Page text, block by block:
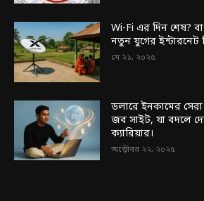
Wi-Fi এর দিন শেষ?
নতুন যুগের ইন্টারনেট
মে ২১, ২০২৫
ডলারে ইনকামের সেরা
জব সাইট, যা বদলে
ক্যারিয়ার।
অক্টোবর ২২, ২০২৫